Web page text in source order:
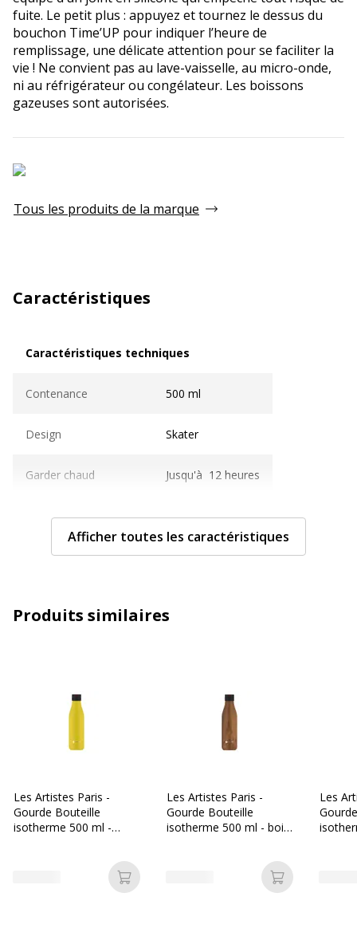
fuite. Le petit plus : appuyez et tournez le dessus du
bouchon Time’UP pour indiquer l’heure de
remplissage, une délicate attention pour se faciliter la
vie ! Ne convient pas au lave-vaisselle, au micro-onde,
ni au réfrigérateur ou congélateur. Les boissons
gazeuses sont autorisées.
Tous les produits de la marque
Caractéristiques
Caractéristiques techniques
Contenance 500 ml
Design Skater
Garder chaud Jusqu'à 12 heures
Garder froid Jusqu'à 24 heures
Oui
Scellage en silicone, Technologie de
l'électrolyse de surface, Échelle de
temps, Étanche
1
Afficher toutes les caractéristiques
Produits similaires
Les Artistes Paris -
Gourde Bouteille
isotherme 500 ml -
Ajouter au panier
Les Artistes Paris -
Gourde Bouteille
isotherme 500 ml - bois
Ajouter au
Les